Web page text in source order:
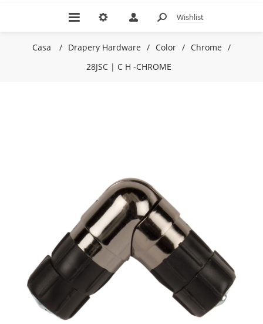
Wishlist
Casa / Drapery Hardware / Color / Chrome /
28JSC | C H -CHROME